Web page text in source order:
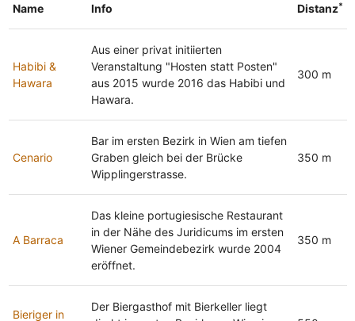
Name Info Distanz*
Habibi &
Hawara
Aus einer privat initiierten
Veranstaltung "Hosten statt Posten"
aus 2015 wurde 2016 das Habibi und
Hawara.
300 m
Cenario
Bar im ersten Bezirk in Wien am tiefen
Graben gleich bei der Brücke
Wipplingerstrasse.
350 m
A Barraca
Das kleine portugiesische Restaurant
in der Nähe des Juridicums im ersten
Wiener Gemeindebezirk wurde 2004
eröffnet.
350 m
Bieriger in
Der Biergasthof mit Bierkeller liegt